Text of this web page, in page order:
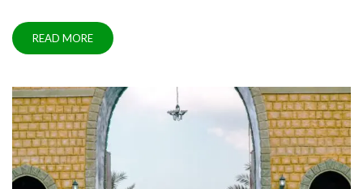
READ MORE